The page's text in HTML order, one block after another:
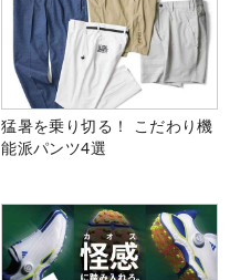
猛暑を乗り切る！ こだわり機
能派パンツ4選